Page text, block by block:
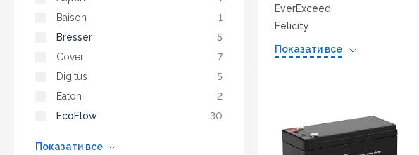
Baison
1
Bresser
5
Cover
7
Digitus
5
Eaton
2
EcoFlow
30
Показати все
EverExceed
Felicity
InfiniSolar
Lexron
Показати все